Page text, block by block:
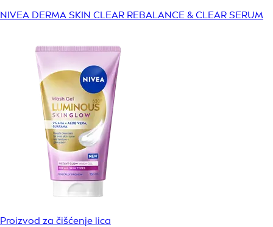
NIVEA DERMA SKIN CLEAR REBALANCE & CLEAR SERUM
Proizvod za čišćenje lica